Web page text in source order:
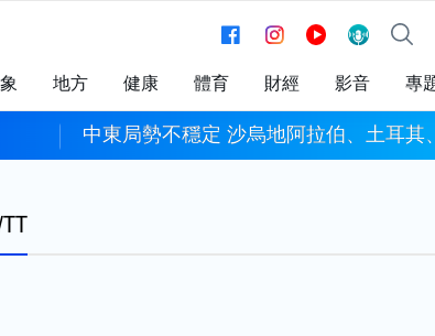
地方 健康 體育 財經 影音 專
中東局勢不穩定 沙烏地阿拉伯、土耳其